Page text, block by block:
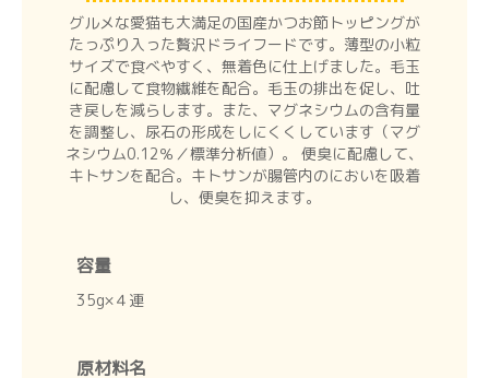
グルメな愛猫も大満足の国産かつお節トッピングが
たっぷり入った贅沢ドライフードです。薄型の小粒
サイズで食べやすく、無着色に仕上げました。毛玉
に配慮して食物繊維を配合。毛玉の排出を促し、吐
き戻しを減らします。また、マグネシウムの含有量
を調整し、尿石の形成をしにくくしています（マグ
ネシウム0.12％／標準分析値）。 便臭に配慮して、
キトサンを配合。キトサンが腸管内のにおいを吸着
し、便臭を抑えます。
容量
35g×４連
原材料名